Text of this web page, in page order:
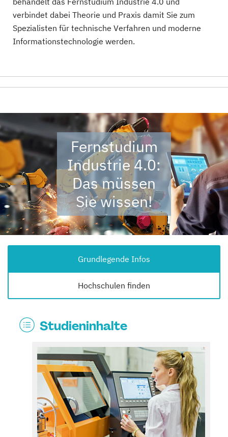
verbindet dabei Theorie und Praxis damit Sie zum
Spezialisten für technische Verfahren und moderne
Informationstechnologie werden.
Fernstudium
Industrie 4.0:
Das müssen
Sie wissen!
Grundlegende Infos
Hochschulen finden
Studieninhalte